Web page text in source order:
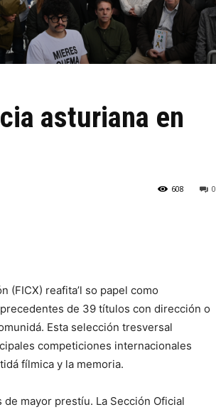
asturiana en
0
608
(FICX) reafita’l so papel como
de 39 títulos con dirección o
Esta selección tresversal
competiciones internacionales
fílmica y la memoria.
mayor prestíu. La Sección Oficial